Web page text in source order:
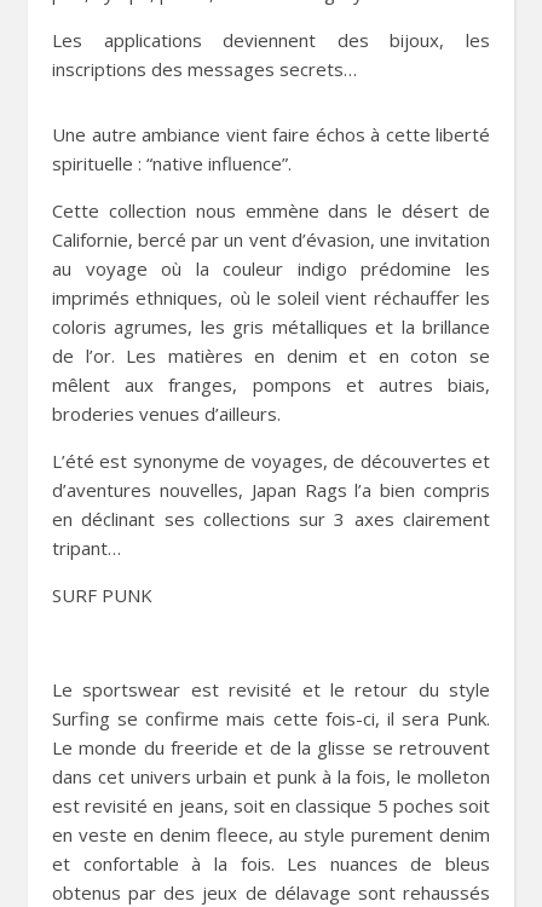
Les applications deviennent des bijoux, les
inscriptions des messages secrets…
Une autre ambiance vient faire échos à cette liberté
spirituelle : “native influence”.
Cette collection nous emmène dans le désert de
Californie, bercé par un vent d’évasion, une invitation
au voyage où la couleur indigo prédomine les
imprimés ethniques, où le soleil vient réchauffer les
coloris agrumes, les gris métalliques et la brillance
de l’or. Les matières en denim et en coton se
mêlent aux franges, pompons et autres biais,
broderies venues d’ailleurs.
L’été est synonyme de voyages, de découvertes et
d’aventures nouvelles, Japan Rags l’a bien compris
en déclinant ses collections sur 3 axes clairement
tripant…
SURF PUNK
Le sportswear est revisité et le retour du style
Surfing se confirme mais cette fois-ci, il sera Punk.
Le monde du freeride et de la glisse se retrouvent
dans cet univers urbain et punk à la fois, le molleton
est revisité en jeans, soit en classique 5 poches soit
en veste en denim fleece, au style purement denim
et confortable à la fois. Les nuances de bleus
obtenus par des jeux de délavage sont rehaussés